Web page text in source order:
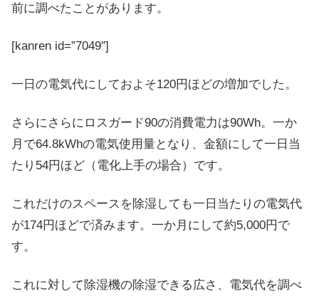
前に調べたことがあります。
[kanren id=”7049″]
一日の電気代にしておよそ120円ほどの増加でした。
さらにさらにロスガード90の消費電力は90Wh。一か
月で64.8kWhの電気使用量となり、金額にして一日当
たり54円ほど（電化上手の場合）です。
これだけのスペースを除湿しても一日当たりの電気代
が174円ほどで済みます。一か月にして約5,000円で
す。
これに対して除湿機の除湿できる広さ、電気代を調べ